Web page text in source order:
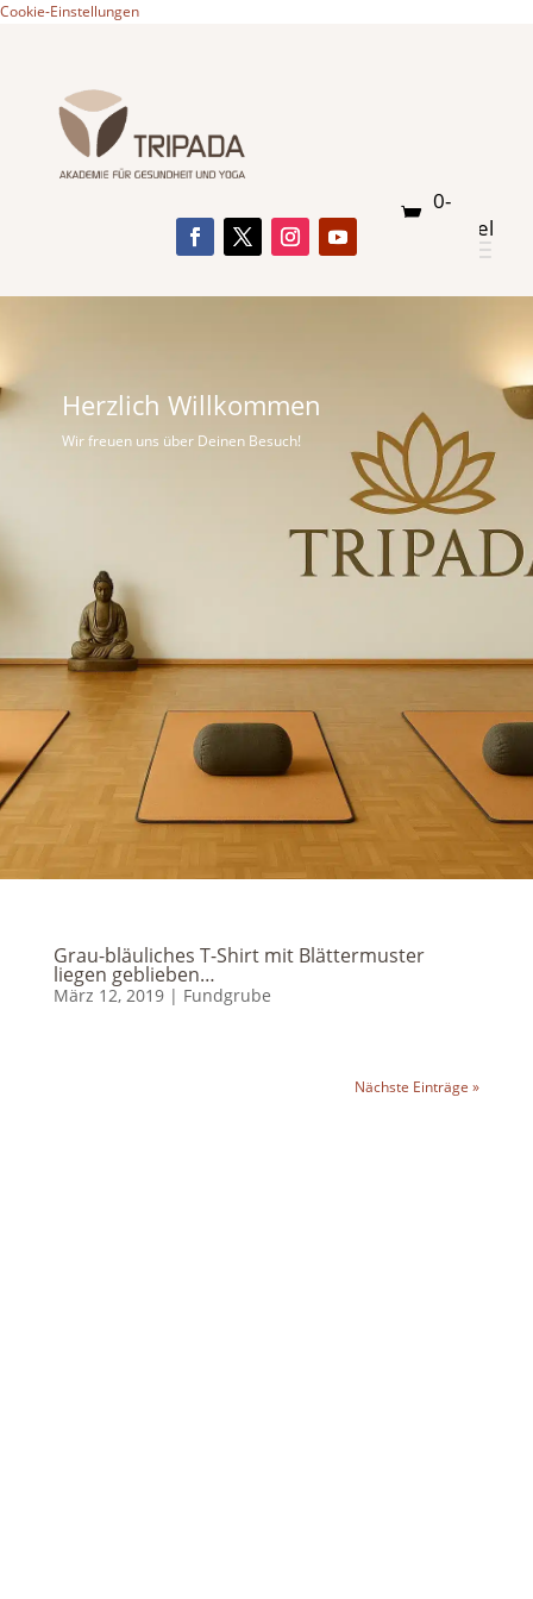
Cookie-Einstellungen
0-
Artikel
Herzlich Willkommen
Wir freuen uns über Deinen Besuch!
Grau-bläuliches T-Shirt mit Blättermuster
liegen geblieben…
März 12, 2019| Fundgrube
Nächste Einträge »